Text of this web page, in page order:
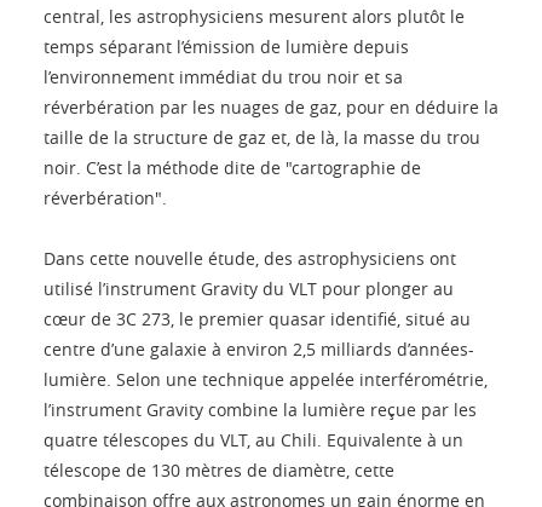
central, les astrophysiciens mesurent alors plutôt le
temps séparant l’émission de lumière depuis
l’environnement immédiat du trou noir et sa
réverbération par les nuages de gaz, pour en déduire la
taille de la structure de gaz et, de là, la masse du trou
noir. C’est la méthode dite de "cartographie de
réverbération".
Dans cette nouvelle étude, des astrophysiciens ont
utilisé l’instrument Gravity du VLT pour plonger au
cœur de 3C 273, le premier quasar identifié, situé au
centre d’une galaxie à environ 2,5 milliards d’années-
lumière. Selon une technique appelée interférométrie,
l’instrument Gravity combine la lumière reçue par les
quatre télescopes du VLT, au Chili. Equivalente à un
télescope de 130 mètres de diamètre, cette
combinaison offre aux astronomes un gain énorme en